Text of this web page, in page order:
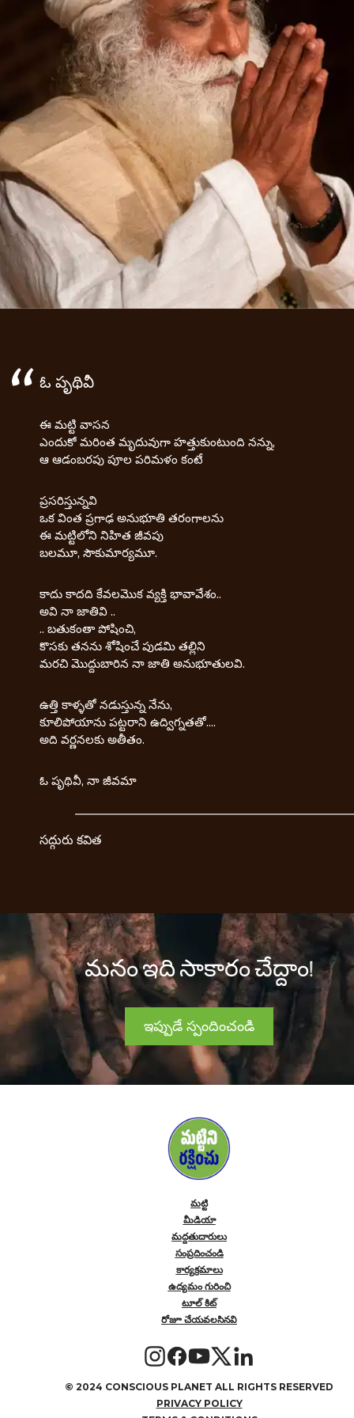
ఓ పృథివీ
ఈ మట్టి వాసన
ఎందుకో మరింత మృదువుగా హత్తుకుంటుంది నన్ను,
ఆ ఆడంబరపు పూల పరిమళం కంటే
ప్రసరిస్తున్నవి
ఒక వింత ప్రగాఢ అనుభూతి తరంగాలను
ఈ మట్టిలోని నిహిత జీవపు
బలమూ, సౌకుమార్యమూ.
కాదు కాదది కేవలమొక వ్యక్తి భావావేశం..
అవి నా జాతివి ..
.. బతుకంతా పోషించి,
కొసకు తనను శోషించే పుడమి తల్లిని
మరచి మొద్దుబారిన నా జాతి అనుభూతులవి.
ఉత్తి కాళ్ళతో నడుస్తున్న నేను,
కూలిపోయాను పట్టరాని ఉద్విగ్నతతో....
అది వర్ణనలకు అతీతం.
ఓ పృథివీ, నా జీవమా
సద్గురు కవిత
మనం ఇది సాకారం చేద్దాం!
ఇప్పుడే స్పందించండి
మట్టి
మీడియా
మద్దతుదారులు
సంప్రదించండి
కార్యక్రమాలు
ఉద్యమం గురించి
టూల్ కిట్
రోజూ చేయవలసినవి
© 2024 CONSCIOUS PLANET ALL RIGHTS RESERVED
PRIVACY POLICY